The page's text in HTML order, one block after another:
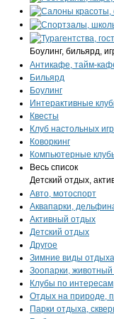
Боулинг, бильярд,
Антикафе, тайм-
Бильярд
Боулинг
Интерактивные
Квесты
Клуб настольных
Коворкинг
Компьютерные
Весь список
Детский отдых,
Авто, мотоспорт
Аквапарки,
Активный отдых
Детский отдых
Другое
Зимние виды
Зоопарки,
Клубы по
Отдых на природе,
Парки отдыха,